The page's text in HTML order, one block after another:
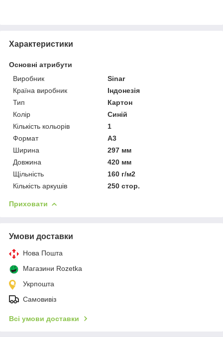
Характеристики
Основні атрибути
Виробник
Sinar
Країна виробник
Індонезія
Тип
Картон
Колір
Синій
Кількість кольорів
1
Формат
A3
Ширина
297 мм
Довжина
420 мм
Щільність
160 г/м2
Кількість аркушів
250 стор.
Приховати
Умови доставки
Нова Пошта
Магазини Rozetka
Укрпошта
Самовивіз
Всі умови доставки